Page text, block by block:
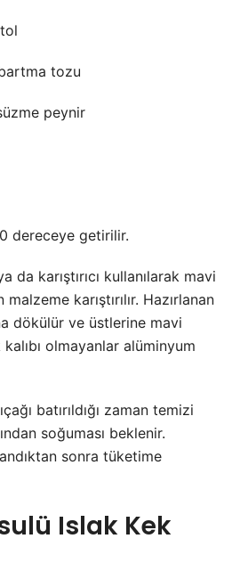
tozu
peynir
dereceye getirilir.
da karıştırıcı kullanılarak mavi
karıştırılır. Hazırlanan
dökülür ve üstlerine mavi
kalıbı olmayanlar alüminyum
batırıldığı zaman temizi
soğuması beklenir.
sonra tüketime
Islak Kek